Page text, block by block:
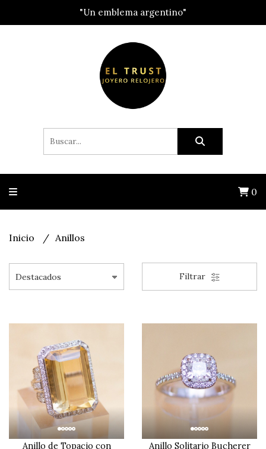
"Un emblema argentino"
0
Inicio Anillos
Filtrar
Anillo de Topacio con Anillo Solitario Bucherer